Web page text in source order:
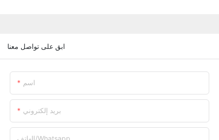
ابق على تواصل معنا
اسم
بريد إلكتروني
الهاتف/whatsapp